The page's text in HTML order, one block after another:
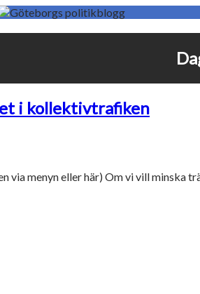
i kollektivtrafiken
via menyn eller här) Om vi vill